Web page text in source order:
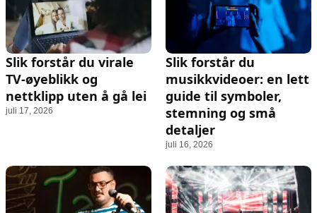
Slik forstår du virale
TV-øyeblikk og
nettklipp uten å gå lei
juli 17, 2026
Slik forstår du
musikkvideoer: en lett
guide til symboler,
stemning og små
detaljer
juli 16, 2026